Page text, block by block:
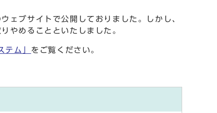
ブサイトで公開しておりました。しかし、
やめることといたしました。
ム」 をご覧ください。